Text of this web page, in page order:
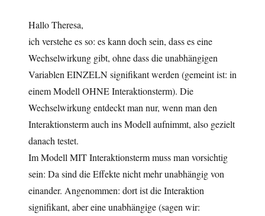
Hallo Theresa,
ich verstehe es so: es kann doch sein, dass es eine
Wechselwirkung gibt, ohne dass die unabhängigen
Variablen EINZELN signifikant werden (gemeint ist: in
einem Modell OHNE Interaktionsterm). Die
Wechselwirkung entdeckt man nur, wenn man den
Interaktionsterm auch ins Modell aufnimmt, also gezielt
danach testet.
Im Modell MIT Interaktionsterm muss man vorsichtig
sein: Da sind die Effekte nicht mehr unabhängig von
einander. Angenommen: dort ist die Interaktion
signifikant, aber eine unabhängige (sagen wir: